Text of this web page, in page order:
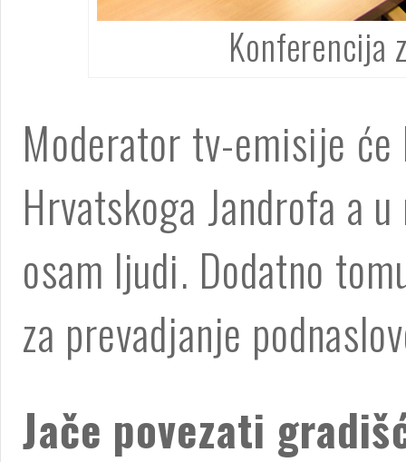
Konferencija
Moderator tv-emisije
Hrvatskoga Jandrofa a
osam ljudi. Dodatno
za prevadjanje
Jače povezati